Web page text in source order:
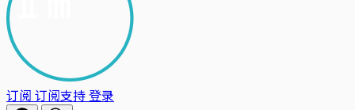
订阅 订阅支持登录